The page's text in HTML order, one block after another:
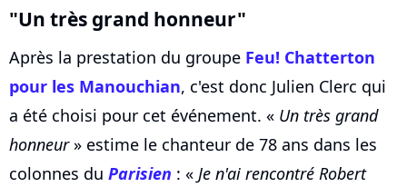
"Un très grand honneur"
Après la prestation du groupe Feu! Chatterton
pour les Manouchian, c'est donc Julien Clerc qui
a été choisi pour cet événement. « Un très grand
honneur» estime le chanteur de 78 ans dans les
colonnes du Parisien : « Je n'ai rencontré Robert